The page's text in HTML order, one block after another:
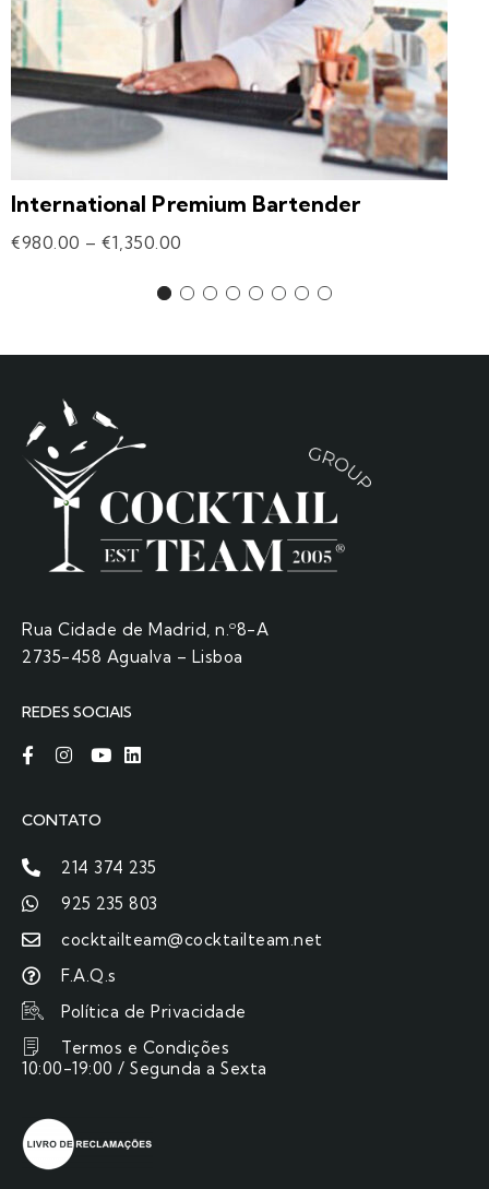
International Premium Bartender
€980.00 – €1,350.00
Rua Cidade de Madrid, n.º8-A
2735-458 Agualva – Lisboa
REDES SOCIAIS
CONTATO
214 374 235
925 235 803
cocktailteam@cocktailteam.net
F.A.Q.s
Política de Privacidade
Termos e Condições
10:00-19:00 / Segunda a Sexta